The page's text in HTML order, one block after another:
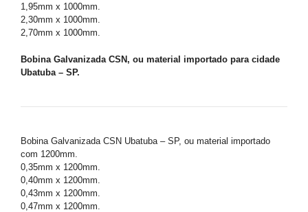
1,95mm x 1000mm.
2,30mm x 1000mm.
2,70mm x 1000mm.
Bobina Galvanizada CSN, ou material importado para cidade
Ubatuba – SP.
Bobina Galvanizada CSN Ubatuba – SP, ou material importado
com 1200mm.
0,35mm x 1200mm.
0,40mm x 1200mm.
0,43mm x 1200mm.
0,47mm x 1200mm.